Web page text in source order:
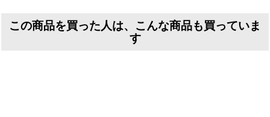
この商品を買った人は、こんな商品も買っていま
す